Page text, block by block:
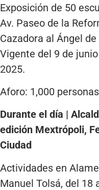
Exposición de 50
Av. Paseo de la
Cazadora al Ángel
Vigente del 9 de
2025.
Aforo: 1,000
Durante el día |
edición Mextrópoli,
Ciudad
Actividades en
Manuel Tolsá, del 18